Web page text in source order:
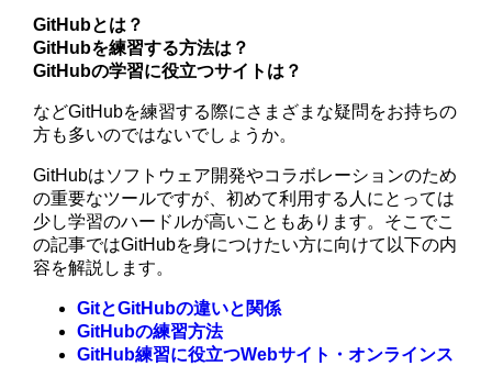
GitHubとは？
GitHubを練習する方法は？
GitHubの学習に役立つサイトは？
などGitHubを練習する際にさまざまな疑問をお持ちの
方も多いのではないでしょうか。
GitHubはソフトウェア開発やコラボレーションのため
の重要なツールですが、初めて利用する人にとっては
少し学習のハードルが高いこともあります。そこでこ
の記事ではGitHubを身につけたい方に向けて以下の内
容を解説します。
GitとGitHubの違いと関係
GitHubの練習方法
GitHub練習に役立つWebサイト・オンラインス